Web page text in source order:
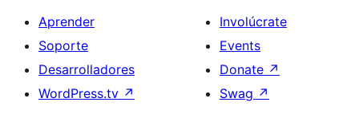
Aprender
Soporte
Desarrolladores
WordPress.tv ↗
Involúcrate
Events
Donate ↗
Swag ↗